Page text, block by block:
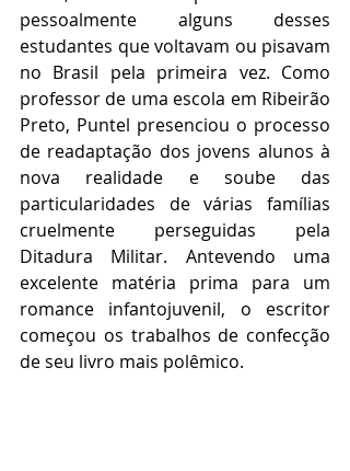
pessoalmente alguns desses
estudantes que voltavam ou pisavam
no Brasil pela primeira vez. Como
professor de uma escola em Ribeirão
Preto, Puntel presenciou o processo
de readaptação dos jovens alunos à
nova realidade e soube das
particularidades de várias famílias
cruelmente perseguidas pela
Ditadura Militar. Antevendo uma
excelente matéria prima para um
romance infantojuvenil, o escritor
começou os trabalhos de confecção
de seu livro mais polêmico.